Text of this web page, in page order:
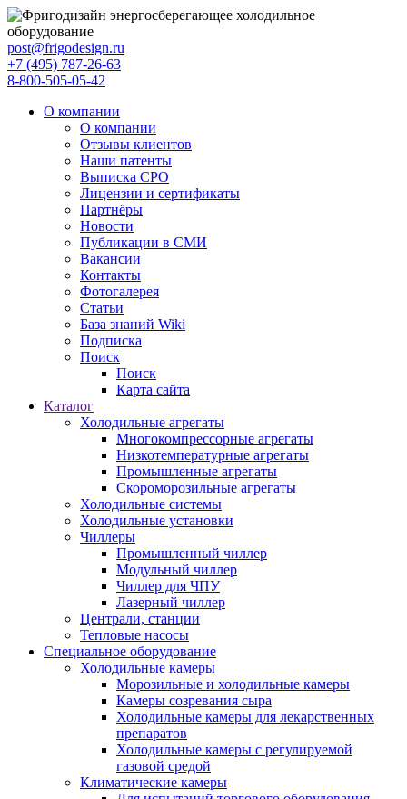
post@frigodesign.ru
+7 (495) 787-26-63
8-800-505-05-42
О компании
О компании
Отзывы клиентов
Наши патенты
Выписка СРО
Лицензии и сертификаты
Партнёры
Новости
Публикации в СМИ
Вакансии
Контакты
Фотогалерея
Статьи
База знаний Wiki
Подписка
Поиск
Поиск
Карта сайта
Каталог
Холодильные агрегаты
Многокомпрессорные агрегаты
Низкотемпературные агрегаты
Промышленные агрегаты
Скороморозильные агрегаты
Холодильные системы
Холодильные установки
Чиллеры
Промышленный чиллер
Модульный чиллер
Чиллер для ЧПУ
Лазерный чиллер
Централи, станции
Тепловые насосы
Специальное оборудование
Холодильные камеры
Морозильные и холодильные камеры
Камеры созревания сыра
Холодильные камеры для лекарственных
препаратов
Холодильные камеры с регулируемой
газовой средой
Климатические камеры